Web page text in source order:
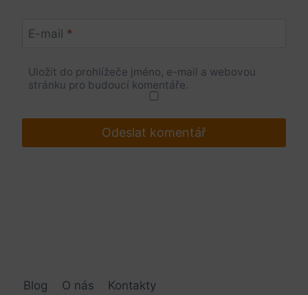
E-mail *
Uložit do prohlížeče jméno, e-mail a webovou
stránku pro budoucí komentáře.
Blog O nás Kontakty